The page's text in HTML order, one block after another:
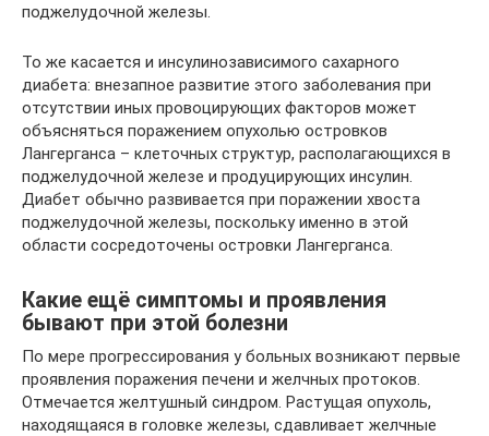
поджелудочной железы.
То же касается и инсулинозависимого сахарного
диабета: внезапное развитие этого заболевания при
отсутствии иных провоцирующих факторов может
объясняться поражением опухолью островков
Лангерганса – клеточных структур, располагающихся в
поджелудочной железе и продуцирующих инсулин.
Диабет обычно развивается при поражении хвоста
поджелудочной железы, поскольку именно в этой
области сосредоточены островки Лангерганса.
Какие ещё симптомы и проявления
бывают при этой болезни
По мере прогрессирования у больных возникают первые
проявления поражения печени и желчных протоков.
Отмечается желтушный синдром. Растущая опухоль,
находящаяся в головке железы, сдавливает желчные